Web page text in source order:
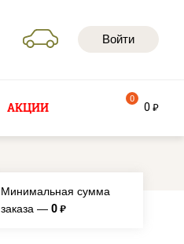
Войти
АКЦИИ 0 руб
0
Минимальная сумма
заказа — 0 руб.